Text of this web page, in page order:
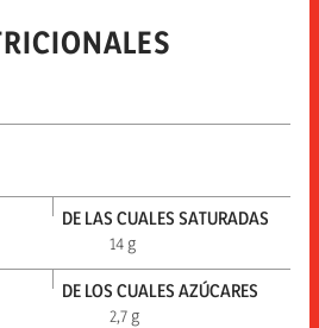
DE LAS CUALES SATURADAS
14 g
DE LOS CUALES AZÚCARES
2,7 g